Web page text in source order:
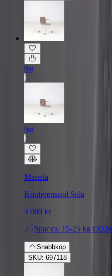
9st
9st
Martela
Konferensstol Sola
3 080 kr
Spar ca. 15-25 kg CO2e
Snabbköp
SKU: 697118